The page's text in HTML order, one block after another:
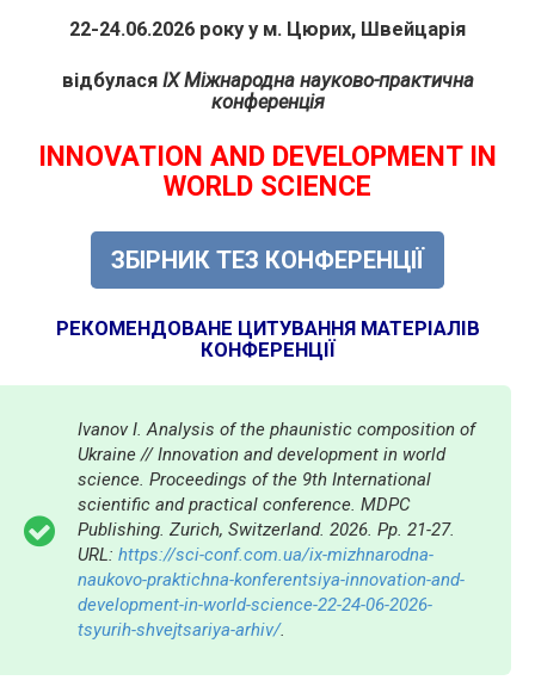
22-24.06.2026 року у м. Цюрих, Швейцарія
відбулася IX Міжнародна науково-практична
конференція
INNOVATION AND DEVELOPMENT IN
WORLD SCIENCE
ЗБІРНИК ТЕЗ КОНФЕРЕНЦІЇ
РЕКОМЕНДОВАНЕ ЦИТУВАННЯ МАТЕРІАЛІВ
КОНФЕРЕНЦІЇ
Ivanov I. Analysis of the phaunistic composition of
Ukraine // Innovation and development in world
science. Proceedings of the 9th International
scientific and practical conference. MDPC
Publishing. Zurich, Switzerland. 2026. Pp. 21-27.
URL: https://sci-conf.com.ua/ix-mizhnarodna-
naukovo-praktichna-konferentsiya-innovation-and-
development-in-world-science-22-24-06-2026-
tsyurih-shvejtsariya-arhiv/.